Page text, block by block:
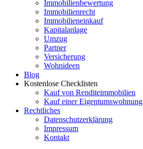
Immobilienbewertung
Immobilienrecht
Immobilieneinkauf
Kapitalanlage
Umzug
Partner
Versicherung
Wohnideen
Blog
Kostenlose Checklisten
Kauf von Renditeimmobilien
Kauf einer Eigentumswohnung
Rechtliches
Datenschutzerklärung
Impressum
Kontakt